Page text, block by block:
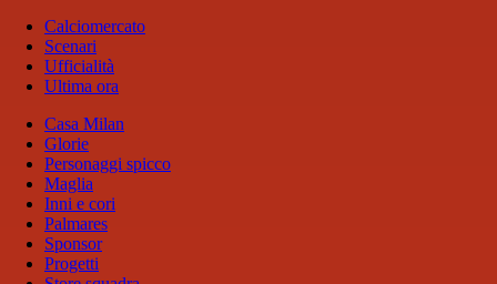
Calciomercato
Scenari
Ufficialità
Ultima ora
Casa Milan
Glorie
Personaggi spicco
Maglia
Inni e cori
Palmares
Sponsor
Progetti